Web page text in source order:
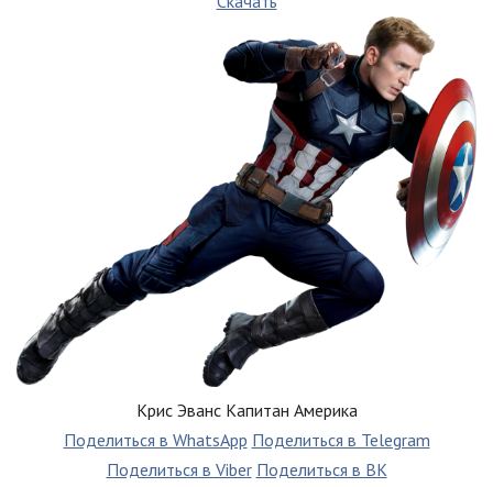
Крис Эванс Капитан Америка
Поделиться в WhatsApp Поделиться в Telegram
Поделиться в Viber Поделиться в ВК